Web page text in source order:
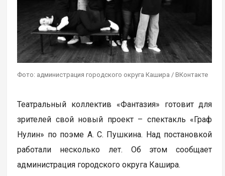
Фото: администрация городского округа Кашира / ВКонтакте
Театральный коллектив «Фантазия» готовит для
зрителей свой новый проект – спектакль «Граф
Нулин» по поэме А. С. Пушкина. Над постановкой
работали несколько лет. Об этом сообщает
администрация городского округа Кашира.